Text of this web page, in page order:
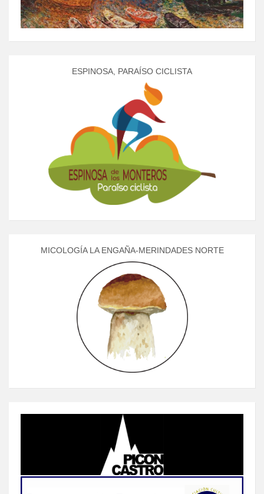
ESPINOSA, PARAÍSO CICLISTA
MICOLOGÍA LA ENGAÑA-MERINDADES NORTE